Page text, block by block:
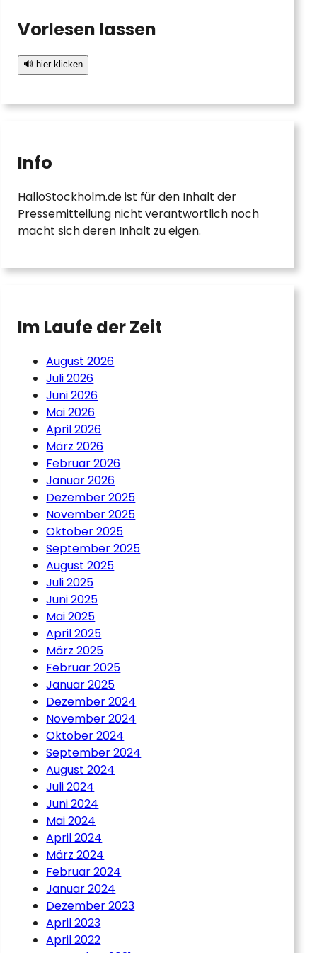
Vorlesen lassen
🔊 hier klicken
Info
HalloStockholm.de ist für den Inhalt der
Pressemitteilung nicht verantwortlich noch
macht sich deren Inhalt zu eigen.
Im Laufe der Zeit
August 2026
Juli 2026
Juni 2026
Mai 2026
April 2026
März 2026
Februar 2026
Januar 2026
Dezember 2025
November 2025
Oktober 2025
September 2025
August 2025
Juli 2025
Juni 2025
Mai 2025
April 2025
März 2025
Februar 2025
Januar 2025
Dezember 2024
November 2024
Oktober 2024
September 2024
August 2024
Juli 2024
Juni 2024
Mai 2024
April 2024
März 2024
Februar 2024
Januar 2024
Dezember 2023
April 2023
April 2022